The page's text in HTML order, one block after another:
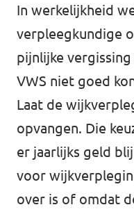
In werkelijkheid
verpleegkundige
pijnlijke
VWS niet goed
Laat de
opvangen. Die
er jaarlijks geld
voor
over is of omdat